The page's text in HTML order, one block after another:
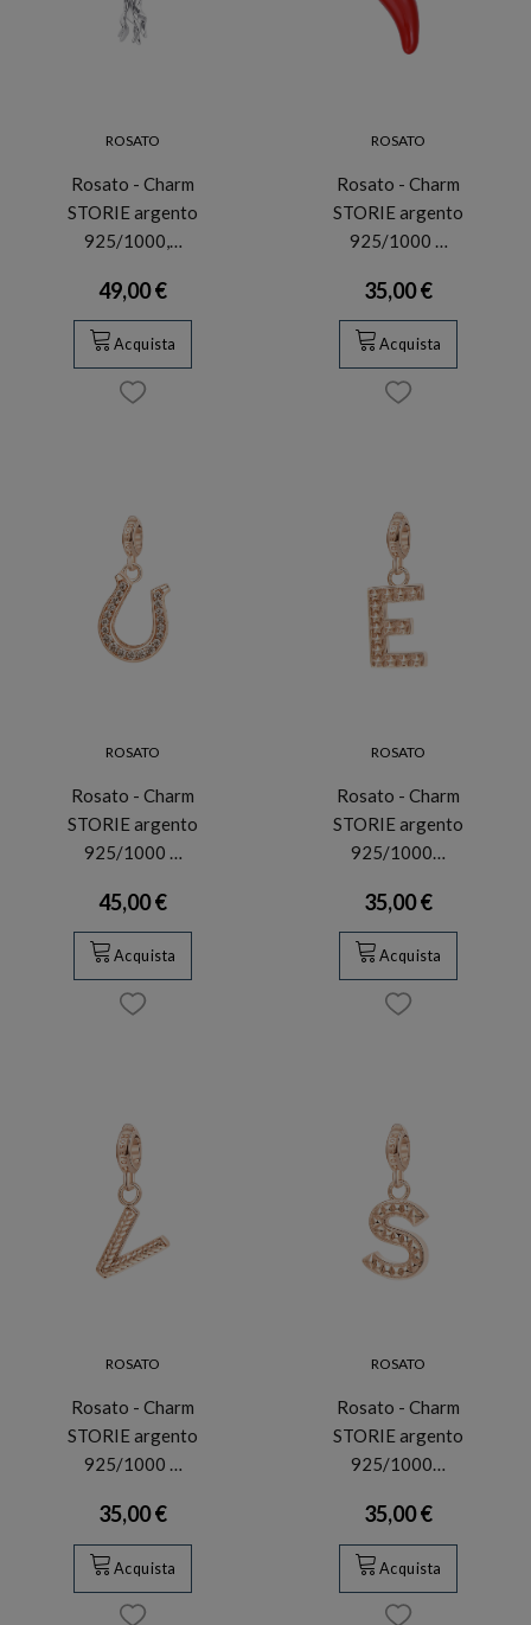
ROSATO
Rosato - Charm
STORIE argento
925/1000,…
49,00 €
Acquista
ROSATO
Rosato - Charm
STORIE argento
925/1000 …
35,00 €
Acquista
ROSATO
Rosato - Charm
STORIE argento
925/1000 …
45,00 €
Acquista
ROSATO
Rosato - Charm
STORIE argento
925/1000…
35,00 €
Acquista
ROSATO
Rosato - Charm
STORIE argento
925/1000 …
35,00 €
Acquista
ROSATO
Rosato - Charm
STORIE argento
925/1000…
35,00 €
Acquista